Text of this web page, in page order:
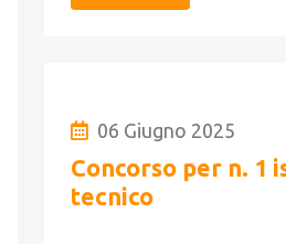
06 Giugno 2025
Concorso per n. 1
tecnico